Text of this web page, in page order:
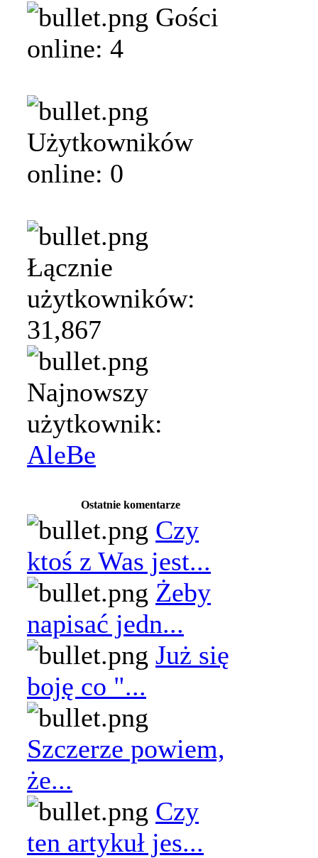
Gości
online: 4
Użytkowników
online: 0
Łącznie
użytkowników:
31,867
Najnowszy
użytkownik:
AleBe
Ostatnie komentarze
Czy
ktoś z Was jest...
Żeby
napisać jedn...
Już się
boję co "...
Szczerze powiem,
że...
Czy
ten artykuł jes...